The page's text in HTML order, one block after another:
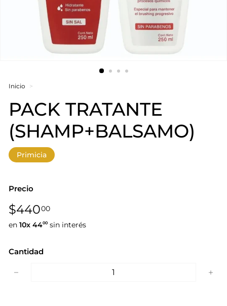
Inicio >
PACK TRATANTE
(SHAMP+BALSAMO)
Primicia
Precio
Precio
habitual
$44000$440,00
en 10x 4400 sin interés
Cantidad